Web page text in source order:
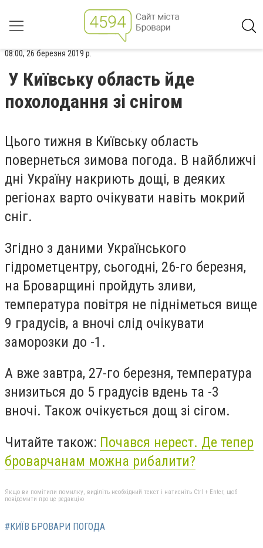
08:00, 26 березня 2019 р.
У Київську область йде
похолодання зі снігом
Цього тижня в Київську область
повернеться зимова погода. В найближчі
дні Україну накриють дощі, в деяких
регіонах варто очікувати навіть мокрий
сніг.
Згідно з даними Українського
гідрометцентру, сьогодні, 26-го березня,
на Броварщині пройдуть зливи,
температура повітря не підніметься вище
9 градусів, а вночі слід очікувати
заморозки до -1.
А вже завтра, 27-го березня, температура
знизиться до 5 градусів вдень та -3
вночі. Також очікується дощ зі сігом.
Читайте також: Почався нерест. Де тепер
броварчанам можна рибалити?
Якщо ви помітили помилку, виділіть необхідний текст і натисніть Ctrl + Enter, щоб
повідомити про це редакцію
#КИЇВ БРОВАРИ ПОГОДА